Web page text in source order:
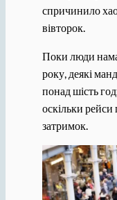
спричинило
вівторок.
Поки люди
року, деякі
понад шість
оскільки
затримок.